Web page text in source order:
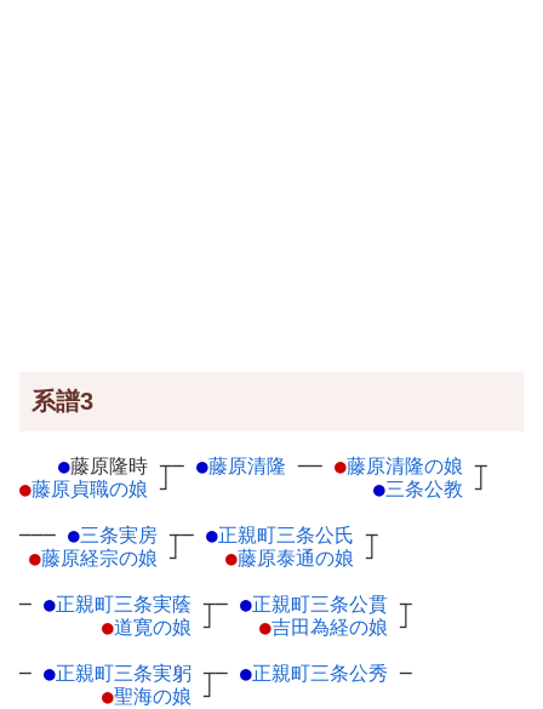
系譜3
●藤原隆時 ┬
●藤原貞職の娘 ┘
─ ●藤原清隆 ── ●藤原清隆の娘 ┬
●三条公教 ┘
─── ●三条実房 ┬
●藤原経宗の娘 ┘
─ ●正親町三条公氏 ┬
●藤原泰通の娘 ┘
─ ●正親町三条実蔭 ┬
●道寛の娘 ┘
─ ●正親町三条公貫 ┬
●吉田為経の娘 ┘
─ ●正親町三条実躬 ┬
●聖海の娘 ┘
─ ●正親町三条公秀 ─